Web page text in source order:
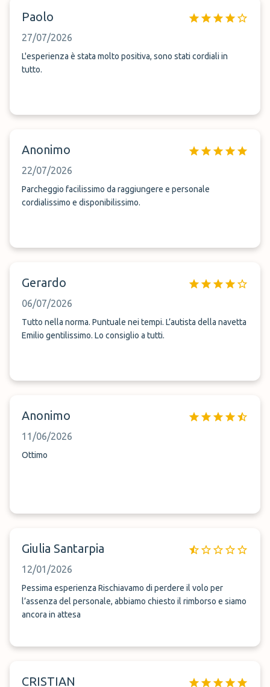
Paolo
27/07/2026
L'esperienza è stata molto positiva, sono stati cordiali in
tutto.
Anonimo
22/07/2026
Parcheggio facilissimo da raggiungere e personale
cordialissimo e disponibilissimo.
Gerardo
06/07/2026
Tutto nella norma. Puntuale nei tempi. L’autista della navetta
Emilio gentilissimo. Lo consiglio a tutti.
Anonimo
11/06/2026
Ottimo
Giulia Santarpia
12/01/2026
Pessima esperienza Rischiavamo di perdere il volo per
l’assenza del personale, abbiamo chiesto il rimborso e siamo
ancora in attesa
CRISTIAN